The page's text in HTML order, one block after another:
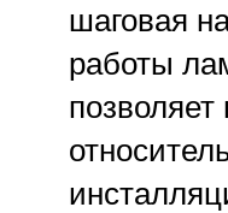
шаговая
работы